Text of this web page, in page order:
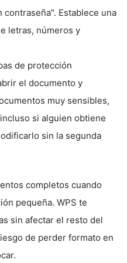
Establece una
letras, números y
de protección
el documento y
muy sensibles,
si alguien obtiene
sin la segunda
completos cuando
pequeña. WPS te
sin afectar el resto del
de perder formato en